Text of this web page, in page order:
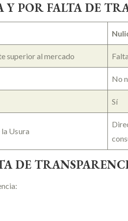
POR FALTA DE
superior al mercado
No
Sí
Usura
DE